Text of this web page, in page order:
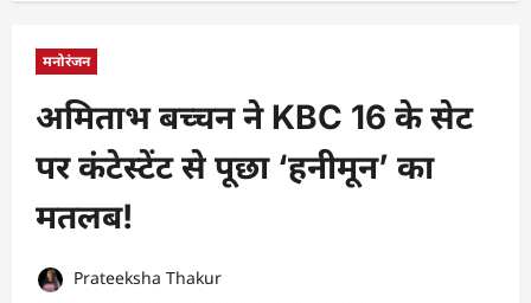
मनोरंजन
अमिताभ बच्चन ने KBC 16 के सेट
पर कंटेस्टेंट से पूछा ‘हनीमून’ का
मतलब!
Prateeksha Thakur